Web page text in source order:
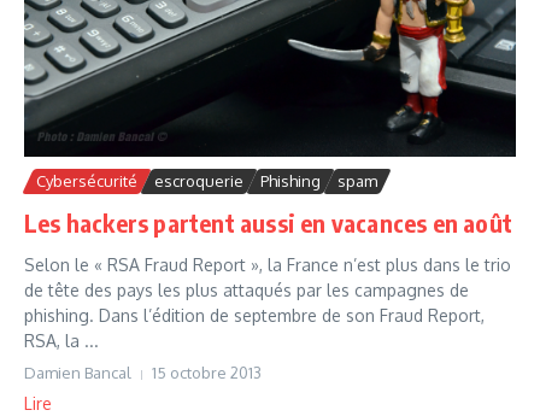
Cybersécurité escroquerie Phishing spam
Les hackers partent aussi en vacances en août
Selon le « RSA Fraud Report », la France n’est plus dans le trio
de tête des pays les plus attaqués par les campagnes de
phishing. Dans l’édition de septembre de son Fraud Report,
RSA, la ...
Damien Bancal 15 octobre 2013
Lire